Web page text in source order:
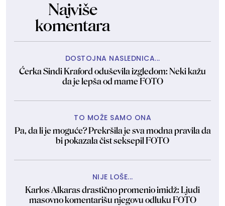
Najviše
komentara
DOSTOJNA NASLEDNICA...
Ćerka Sindi Kraford oduševila izgledom: Neki kažu
da je lepša od mame FOTO
TO MOŽE SAMO ONA
Pa, da li je moguće? Prekršila je sva modna pravila da
bi pokazala čist seksepil FOTO
NIJE LOŠE...
Karlos Alkaras drastično promenio imidž: Ljudi
masovno komentarišu njegovu odluku FOTO